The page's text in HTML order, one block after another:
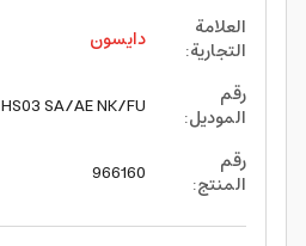
العلامة
التجارية:
دايسون
رقم
الموديل:
HS03 SA/AE NK/FU
رقم
المنتج:
966160